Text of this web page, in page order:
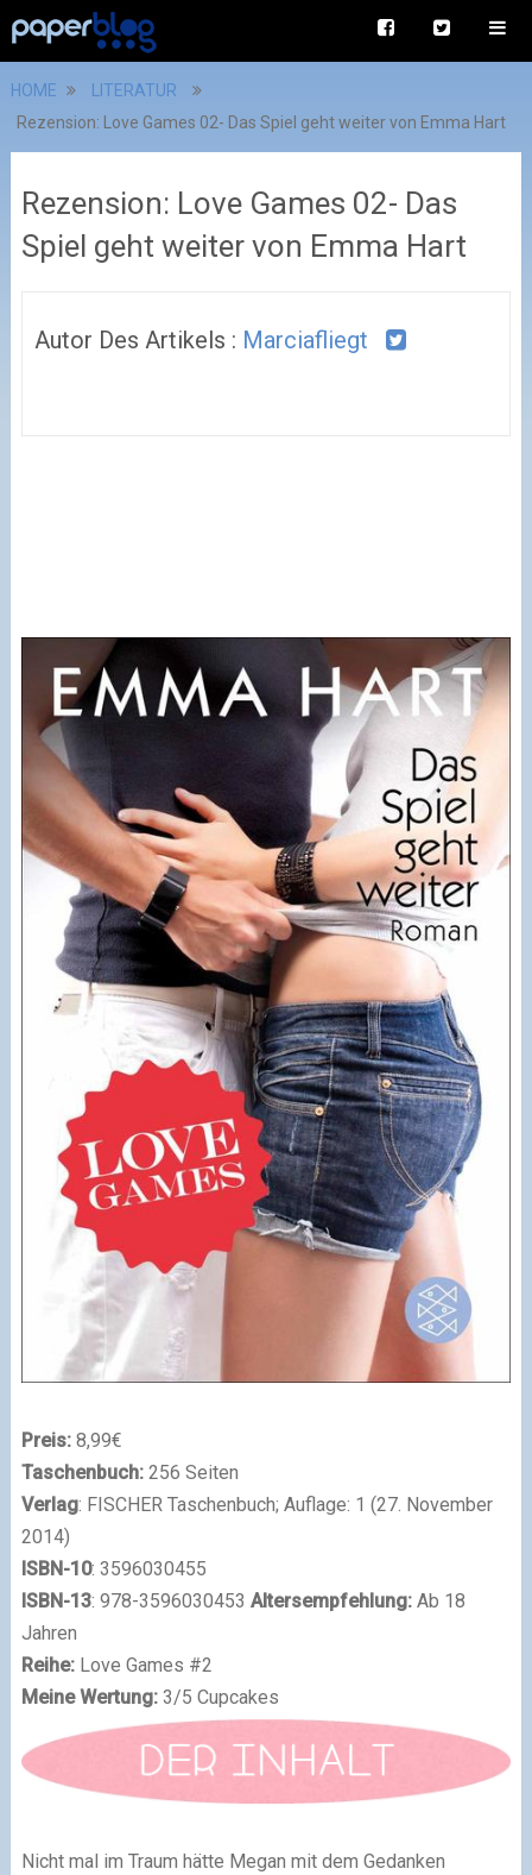
HOME
LITERATUR
Rezension: Love Games 02- Das Spiel geht weiter von Emma Hart
Rezension: Love Games 02- Das
Spiel geht weiter von Emma Hart
Autor Des Artikels : Marciafliegt
Preis:8,99€
Taschenbuch:256 Seiten
Verlag: FISCHER Taschenbuch; Auflage: 1 (27. November
2014)
ISBN-10: 3596030455
ISBN-13: 978-3596030453 Altersempfehlung:Ab 18
Jahren
Reihe: Love Games #2
Meine Wertung: 3/5 Cupcakes
Nicht mal im Traum hätte Megan mit dem Gedanken